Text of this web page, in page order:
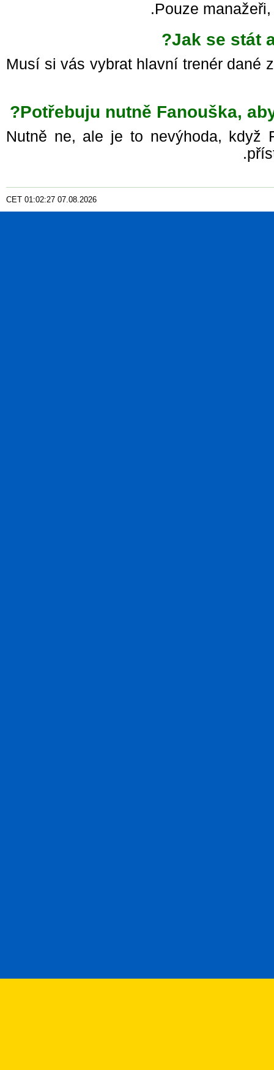
Pouze
Jak se stát
Musí si vás vybrat hlavní trenér
Potřebuju nutně Fanouška,
Nutně ne, ale je to nevýhoda,
07.08.2026
01:02:29
CET